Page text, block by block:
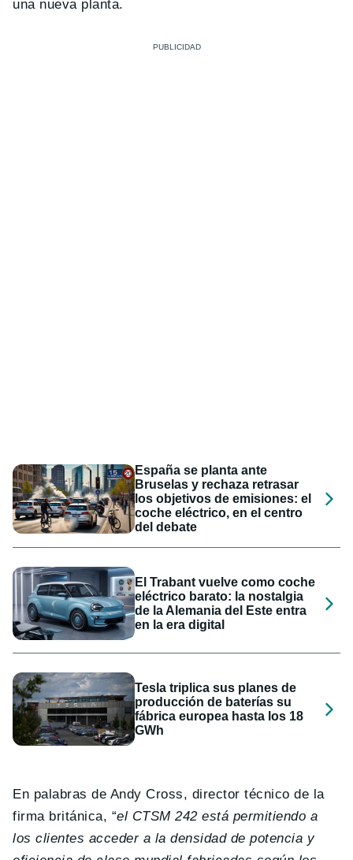
una nueva planta.
España se planta ante
Bruselas y rechaza retrasar
los objetivos de emisiones: el
coche eléctrico, en el centro
del debate
El Trabant vuelve como coche
eléctrico barato: la nostalgia
de la Alemania del Este entra
en la era digital
Tesla triplica sus planes de
producción de baterías su
fábrica europea hasta los 18
GWh
En palabras de Andy Cross, director técnico de la
firma británica, “el CTSM 242 está permitiendo a
los clientes acceder a la densidad de potencia y